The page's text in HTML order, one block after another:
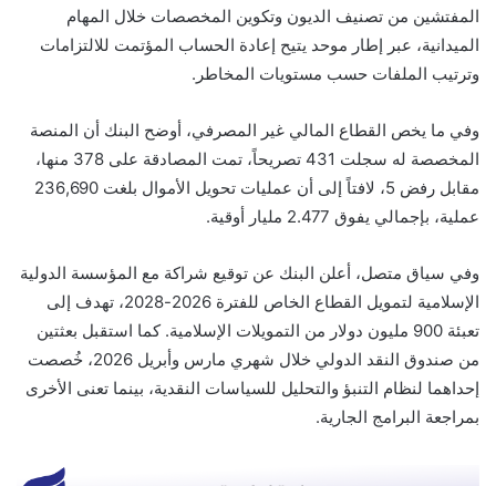
المفتشين من تصنيف الديون وتكوين المخصصات خلال المهام
الميدانية، عبر إطار موحد يتيح إعادة الحساب المؤتمت للالتزامات
وترتيب الملفات حسب مستويات المخاطر.
وفي ما يخص القطاع المالي غير المصرفي، أوضح البنك أن المنصة
المخصصة له سجلت 431 تصريحاً، تمت المصادقة على 378 منها،
مقابل رفض 5، لافتاً إلى أن عمليات تحويل الأموال بلغت 236,690
عملية، بإجمالي يفوق 2.477 مليار أوقية.
وفي سياق متصل، أعلن البنك عن توقيع شراكة مع المؤسسة الدولية
الإسلامية لتمويل القطاع الخاص للفترة 2026-2028، تهدف إلى
تعبئة 900 مليون دولار من التمويلات الإسلامية. كما استقبل بعثتين
من صندوق النقد الدولي خلال شهري مارس وأبريل 2026، خُصصت
إحداهما لنظام التنبؤ والتحليل للسياسات النقدية، بينما تعنى الأخرى
بمراجعة البرامج الجارية.